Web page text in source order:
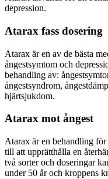
depression.
Atarax fass dosering
Atarax är en av de bästa
ångestsymtom och
behandling av:
ångestsyndrom,
hjärtsjukdom.
Atarax mot ångest
Atarax är en behandling
till att upprätthålla en
två sorter och doseringar
under 50 år och kroppens